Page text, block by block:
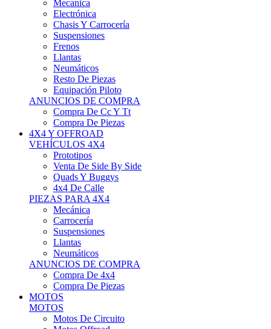
Mecanica
Electrónica
Chasis Y Carrocería
Suspensiones
Frenos
Llantas
Neumáticos
Resto De Piezas
Equipación Piloto
ANUNCIOS DE COMPRA
Compra De Cc Y Tt
Compra De Piezas
4X4 Y OFFROAD
VEHÍCULOS 4X4
Prototipos
Venta De Side By Side
Quads Y Buggys
4x4 De Calle
PIEZAS PARA 4X4
Mecánica
Carrocería
Suspensiones
Llantas
Neumáticos
ANUNCIOS DE COMPRA
Compra De 4x4
Compra De Piezas
MOTOS
MOTOS
Motos De Circuito